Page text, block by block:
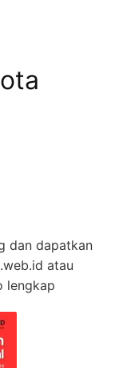
dan dapatkan
atau
lengkap